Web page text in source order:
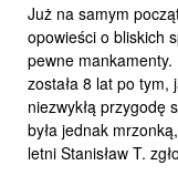
Już na samym
opowieści o bliskich
pewne
została 8 lat po tym,
niezwykłą przygodę
była jednak
letni Stanisław T.